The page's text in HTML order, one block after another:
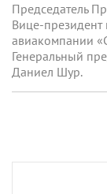
Председатель
Вице-
авиакомпании
Генеральный
Даниел Шур.